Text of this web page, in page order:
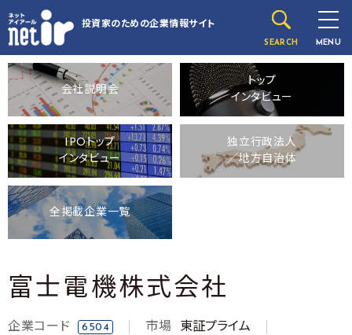
投資家のための企業情報サイト
SEARCH MENU
会社説明会
トップ
インタビュー
IPOトップ
インタビュー
独立行政法人
／地方自治体
全掲載企業一覧
富士電機株式会社
企業コード 6504 市場
東証プライム